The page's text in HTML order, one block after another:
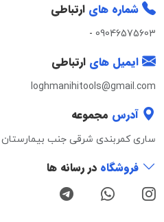
شماره های ارتباطی
09046575603
-
ایمیل های ارتباطی
loghmanihitools@gmail.com
آدرس مجموعه
ساری کمربندی شرقی جنب بیمارستان
فروشگاه در رسانه ها